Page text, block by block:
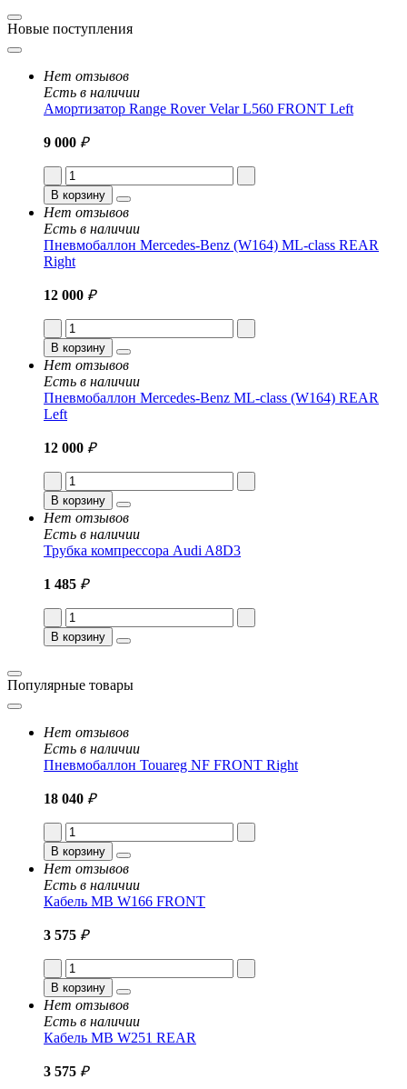
Новые поступления
Нет отзывов
Есть в наличии
Амортизатор Range Rover Velar L560 FRONT Left
9 000 ₽
В корзину
Нет отзывов
Есть в наличии
Пневмобаллон Mercedes-Benz (W164) ML-class REAR
Right
12 000 ₽
В корзину
Нет отзывов
Есть в наличии
Пневмобаллон Mercedes-Benz ML-class (W164) REAR
Left
12 000 ₽
В корзину
Нет отзывов
Есть в наличии
Трубка компрессора Audi A8D3
1 485 ₽
В корзину
Популярные товары
Нет отзывов
Есть в наличии
Пневмобаллон Touareg NF FRONT Right
18 040 ₽
В корзину
Нет отзывов
Есть в наличии
Кабель MB W166 FRONT
3 575 ₽
В корзину
Нет отзывов
Есть в наличии
Кабель MB W251 REAR
3 575 ₽